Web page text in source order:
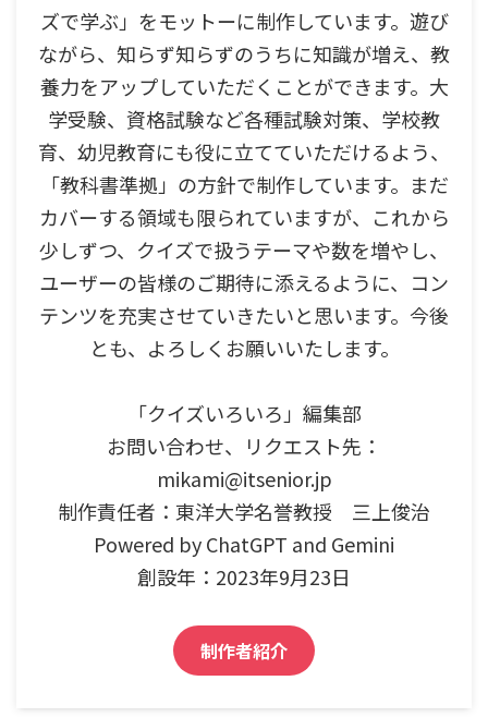
ズで学ぶ」をモットーに制作しています。遊び
ながら、知らず知らずのうちに知識が増え、教
養力をアップしていただくことができます。大
学受験、資格試験など各種試験対策、学校教
育、幼児教育にも役に立てていただけるよう、
「教科書準拠」の方針で制作しています。まだ
カバーする領域も限られていますが、これから
少しずつ、クイズで扱うテーマや数を増やし、
ユーザーの皆様のご期待に添えるように、コン
テンツを充実させていきたいと思います。今後
とも、よろしくお願いいたします。
「クイズいろいろ」編集部
お問い合わせ、リクエスト先：
mikami@itsenior.jp
制作責任者：東洋大学名誉教授 三上俊治
Powered by ChatGPT and Gemini
創設年：2023年9月23日
制作者紹介